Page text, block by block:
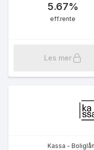
5.67%
eff.rente
Les mer
Kassa -